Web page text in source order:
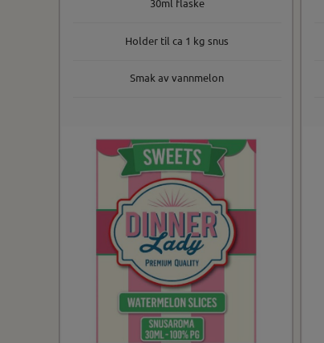
30ml flaske
Holder til ca 1 kg snus
Smak av vannmelon